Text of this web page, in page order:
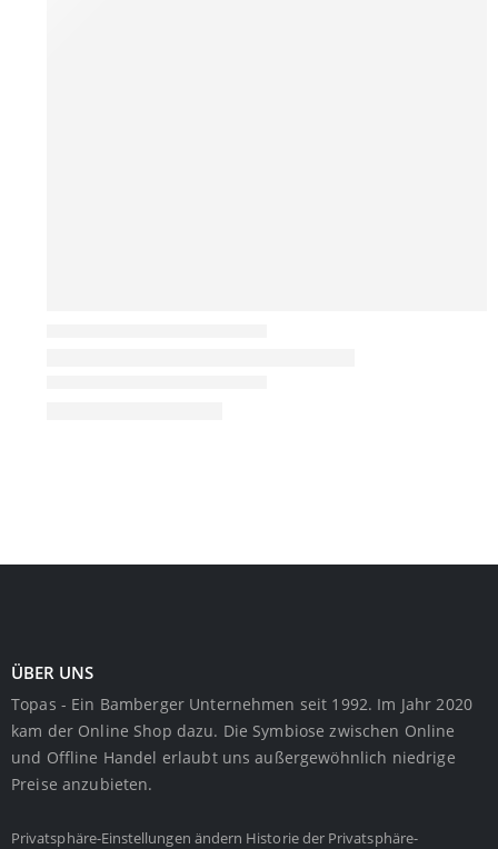
ÜBER UNS
Topas - Ein Bamberger Unternehmen seit 1992. Im Jahr 2020
kam der Online Shop dazu. Die Symbiose zwischen Online
und Offline Handel erlaubt uns außergewöhnlich niedrige
Preise anzubieten.
Privatsphäre-Einstellungen ändern Historie der Privatsphäre-